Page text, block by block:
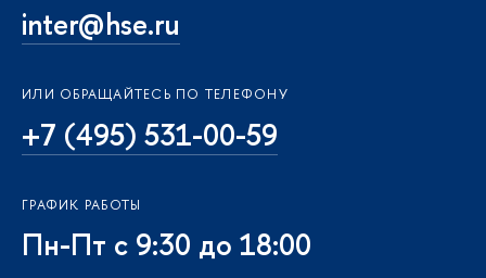
inter@hse.ru
ИЛИ ОБРАЩАЙТЕСЬ ПО ТЕЛЕФОНУ
+7 (495) 531-00-59
ГРАФИК РАБОТЫ
Пн-Пт с 9:30 до 18:00